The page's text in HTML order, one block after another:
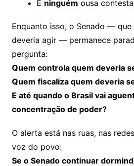
E ninguém ousa
Enquanto isso, o Senado —
deveria agir — permanece
pergunta:
Quem controla quem deveria
Quem fiscaliza quem deveria
E até quando o Brasil vai
concentração de poder?
O alerta está nas ruas, nas
voz do povo:
Se o Senado continuar